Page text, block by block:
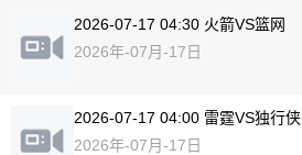
2026-07-17 04:30 火箭VS篮网
2026年-07月-17日
2026-07-17 04:00 雷霆VS独行侠
2026年-07月-17日